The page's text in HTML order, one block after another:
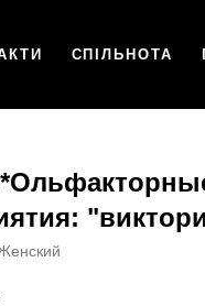
СПІЛЬНОТА